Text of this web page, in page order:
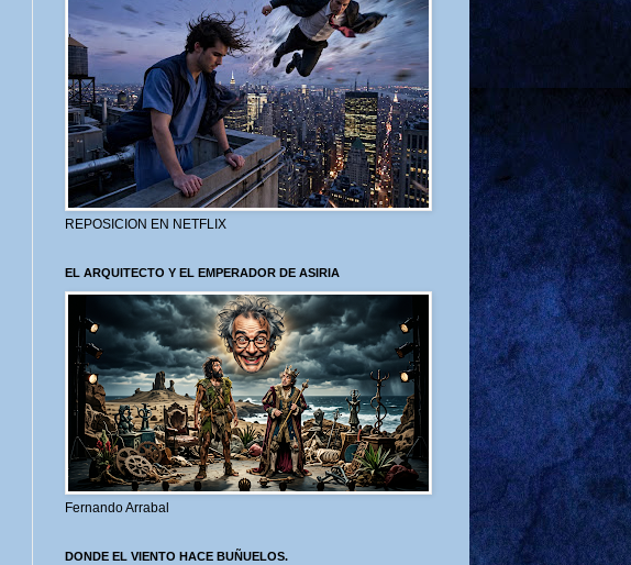
REPOSICION EN NETFLIX
EL ARQUITECTO Y EL EMPERADOR DE ASIRIA
Fernando Arrabal
DONDE EL VIENTO HACE BUÑUELOS.